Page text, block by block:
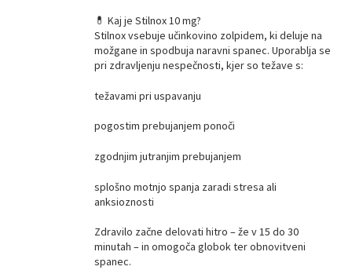
💊 Kaj je Stilnox 10 mg?
Stilnox vsebuje učinkovino zolpidem, ki deluje na
možgane in spodbuja naravni spanec. Uporablja se
pri zdravljenju nespečnosti, kjer so težave s:
težavami pri uspavanju
pogostim prebujanjem ponoči
zgodnjim jutranjim prebujanjem
splošno motnjo spanja zaradi stresa ali
anksioznosti
Zdravilo začne delovati hitro – že v 15 do 30
minutah – in omogoča globok ter obnovitveni
spanec.